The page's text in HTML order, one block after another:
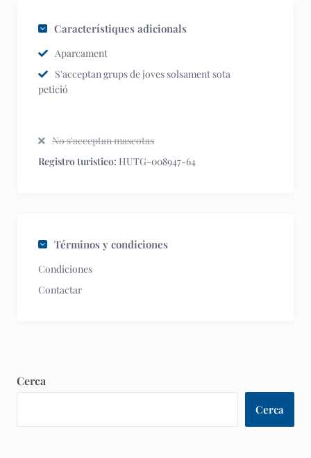
Característiques adicionals
Aparcament
S'acceptan grups de joves solsament sota
petició
No s'acceptan mascotas
Registro turistico: HUTG-008947-64
Términos y condiciones
Condiciones
Contactar
Cerca
Cerca